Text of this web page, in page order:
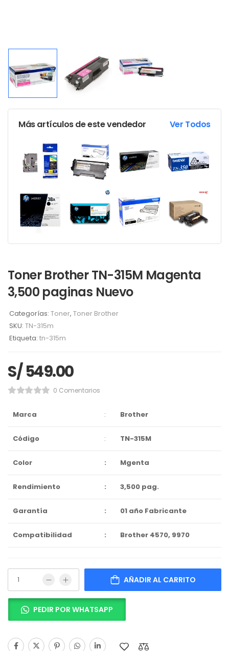
Más artículos de este vendedor Ver Todos
Toner Brother TN-315M Magenta
3,500 paginas Nuevo
Categorías: Toner, Toner Brother
SKU: TN-315m
Etiqueta: tn-315m
S/549.00
0 Comentarios
Marca : Brother
Código : TN-315M
Color : Mgenta
Rendimiento : 3,500 pag.
Garantía : 01 año Fabricante
Compatibilidad : Brother 4570, 9970
AÑADIR AL CARRITO
PEDIR POR WHATSAPP